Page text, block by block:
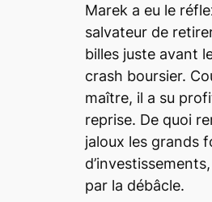
Marek a eu le
salvateur de
billes juste avant
crash boursier.
maître, il a su
reprise. De quoi
jaloux les grands
par la débâcle.